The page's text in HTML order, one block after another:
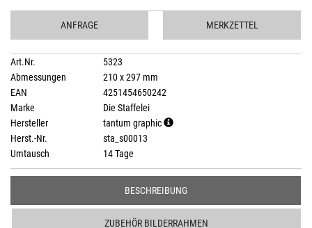
ANFRAGE MERKZETTEL
Art.Nr.
5323
Abmessungen
210 x 297 mm
EAN
4251454650242
Marke
Die Staffelei
Hersteller
tantum graphic
Herst.-Nr.
sta_s00013
Umtausch
14 Tage
BESCHREIBUNG
ZUBEHÖR BILDERRAHMEN